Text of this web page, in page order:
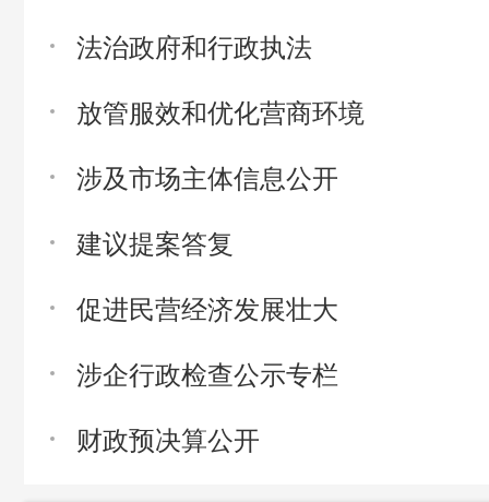
法治政府和行政执法
放管服效和优化营商环境
涉及市场主体信息公开
建议提案答复
促进民营经济发展壮大
涉企行政检查公示专栏
财政预决算公开